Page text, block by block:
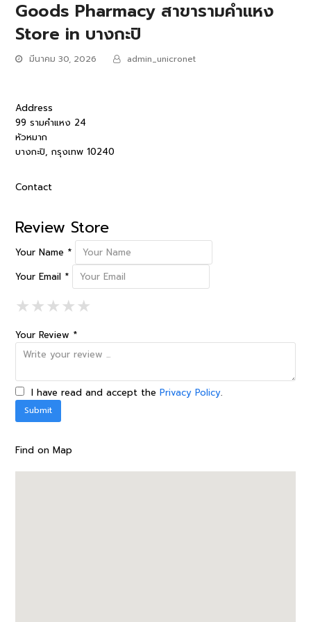
Goods Pharmacy สาขารามคำแหง
Store in บางกะปิ
มีนาคม 30, 2026 admin_unicronet
Address
99 รามคำแหง 24
หัวหมาก
บางกะปิ, กรุงเทพ 10240
Contact
Review Store
Your Name *
Your Email *
★1 Star
★★2 Stars
★★★3 Stars
★★★★4 Stars
★★★★★5 Stars
Your Review *
I have read and accept thePrivacy Policy.
Find on Map